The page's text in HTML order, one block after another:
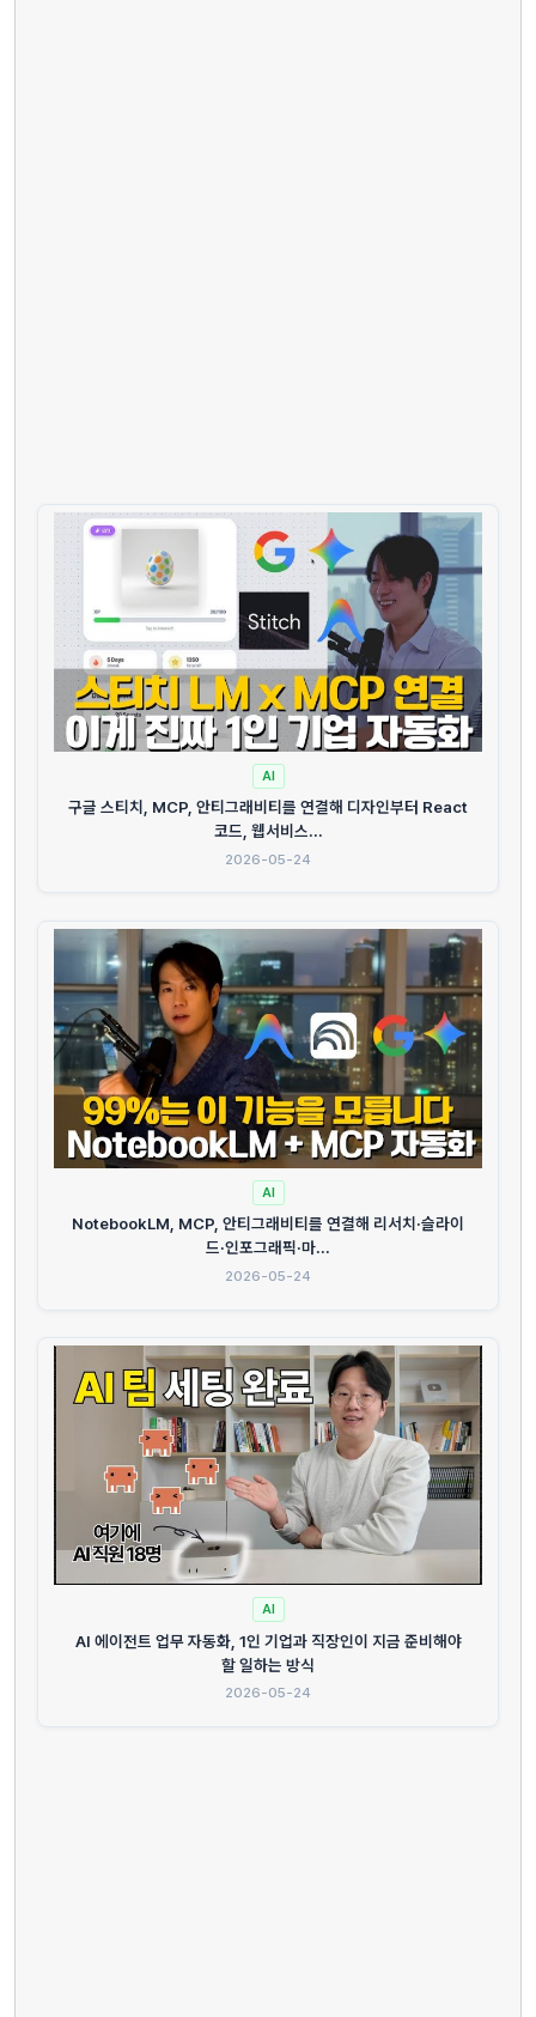
AI
구글 스티치, MCP, 안티그래비티를 연결해 디자인부터 React
코드, 웹서비스...
2026-05-24
AI
NotebookLM, MCP, 안티그래비티를 연결해 리서치·슬라이
드·인포그래픽·마...
2026-05-24
AI
AI 에이전트 업무 자동화, 1인 기업과 직장인이 지금 준비해야
할 일하는 방식
2026-05-24